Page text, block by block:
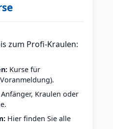
zum Profi-Kraulen:
Kurse für
Anfänger, Kraulen oder
Hier finden Sie alle